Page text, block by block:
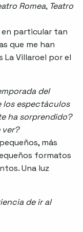
Romea, Teatro
en particular tan
que me han
La Villaroel por el
del
los espectáculos
ha sorprendido?
ver?
más
formatos
Una luz
de ir al